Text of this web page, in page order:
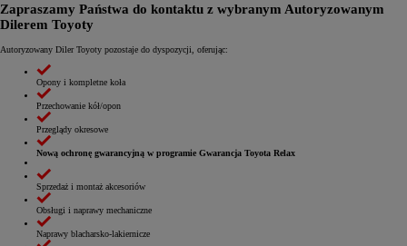
Zapraszamy Państwa do kontaktu z wybranym Autoryzowanym
Dilerem Toyoty
Autoryzowany Diler Toyoty pozostaje do dyspozycji, oferując:
Opony i kompletne koła
Przechowanie kół/opon
Przeglądy okresowe
Nową ochronę gwarancyjną w programie Gwarancja Toyota Relax
Sprzedaż i montaż akcesoriów
Obsługi i naprawy mechaniczne
Naprawy blacharsko‑lakiernicze